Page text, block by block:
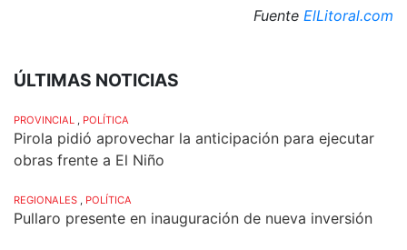
Fuente ElLitoral.com
ÚLTIMAS NOTICIAS
PROVINCIAL , POLÍTICA
Pirola pidió aprovechar la anticipación para ejecutar
obras frente a El Niño
REGIONALES , POLÍTICA
Pullaro presente en inauguración de nueva inversión